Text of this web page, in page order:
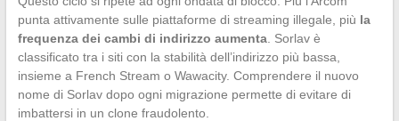
punta attivamente sulle piattaforme di streaming illegale, più la
frequenza dei cambi di indirizzo aumenta. Sorlav è
classificato tra i siti con la stabilità dell’indirizzo più bassa,
insieme a French Stream o Wawacity. Comprendere il nuovo
nome di Sorlav dopo ogni migrazione permette di evitare di
imbattersi in un clone fraudolento.